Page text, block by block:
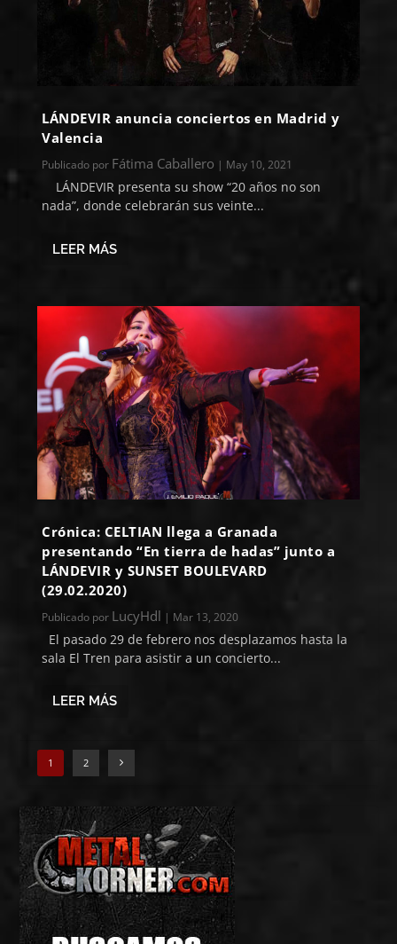
LÁNDEVIR anuncia conciertos en Madrid y
Valencia
Publicado por Fátima Caballero | May 10, 2021
LÁNDEVIR presenta su show “20 años no son
nada”, donde celebrarán sus veinte...
LEER MÁS
Crónica: CELTIAN llega a Granada
presentando “En tierra de hadas” junto a
LÁNDEVIR y SUNSET BOULEVARD
(29.02.2020)
Publicado por LucyHdl | Mar 13, 2020
El pasado 29 de febrero nos desplazamos hasta la
sala El Tren para asistir a un concierto...
LEER MÁS
1 2